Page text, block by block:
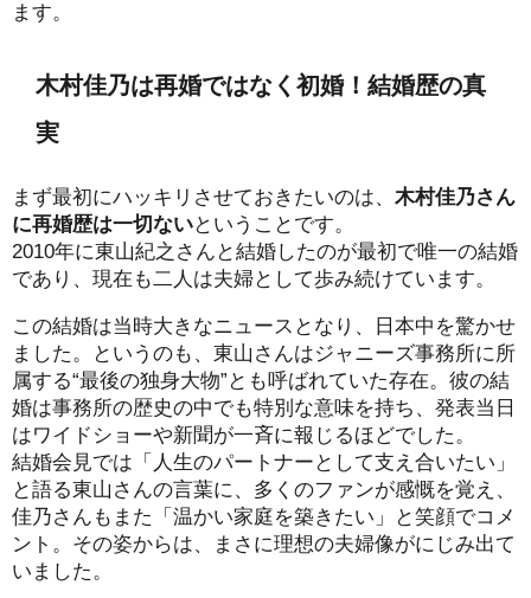
ます。
木村佳乃は再婚ではなく初婚！結婚歴の真
実
まず最初にハッキリさせておきたいのは、 木村佳乃さん
に再婚歴は一切ないということです。
2010年に東山紀之さんと結婚したのが最初で唯一の結婚
であり、現在も二人は夫婦として歩み続けています。
この結婚は当時大きなニュースとなり、日本中を驚かせ
ました。というのも、東山さんはジャニーズ事務所に所
属する“最後の独身大物”とも呼ばれていた存在。彼の結
婚は事務所の歴史の中でも特別な意味を持ち、発表当日
はワイドショーや新聞が一斉に報じるほどでした。
結婚会見では「人生のパートナーとして支え合いたい」
と語る東山さんの言葉に、多くのファンが感慨を覚え、
佳乃さんもまた「温かい家庭を築きたい」と笑顔でコメ
ント。その姿からは、まさに理想の夫婦像がにじみ出て
いました。